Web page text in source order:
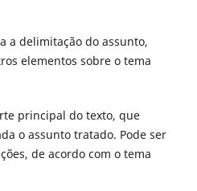
delimitação do assunto,
elementos sobre o tema
principal do texto, que
o assunto tratado. Pode ser
de acordo com o tema